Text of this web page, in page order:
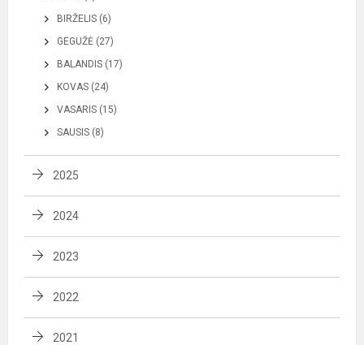
BIRŽELIS (6)
GEGUŽĖ (27)
BALANDIS (17)
KOVAS (24)
VASARIS (15)
SAUSIS (8)
2025
2024
2023
2022
2021